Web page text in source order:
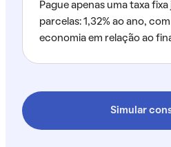
Pague apenas uma taxa
parcelas: 1,32% ao ano,
economia em relação ao
Simular